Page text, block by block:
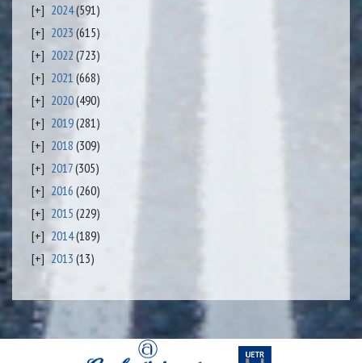
2024(591)
2023 (615)
2022 (723)
2021 (668)
2020(490)
2019(281)
2018 (309)
2017(305)
2016 (260)
2015 (229)
2014(189)
2013 (13)